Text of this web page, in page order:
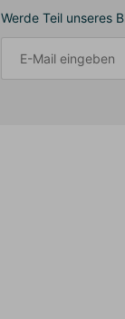
Werde Teil unseres